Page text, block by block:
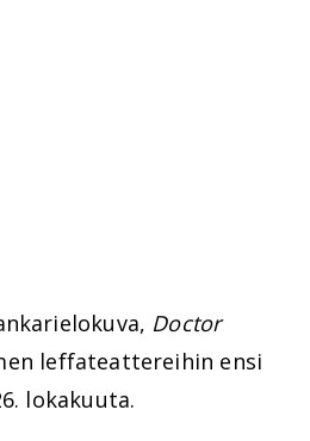
Doctor
leffateattereihin ensi
lokakuuta.